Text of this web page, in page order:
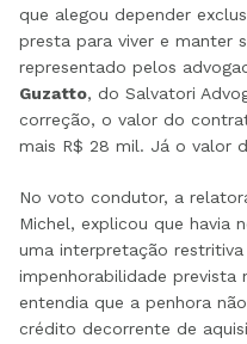
que alegou depender
presta para viver e manter
representado pelos
Guzatto, do Salvatori
correção, o valor do
mais R$ 28 mil. Já o valor
No voto condutor, a
Michel, explicou que havia
uma interpretação
impenhorabilidade prevista
entendia que a penhora
crédito decorrente de